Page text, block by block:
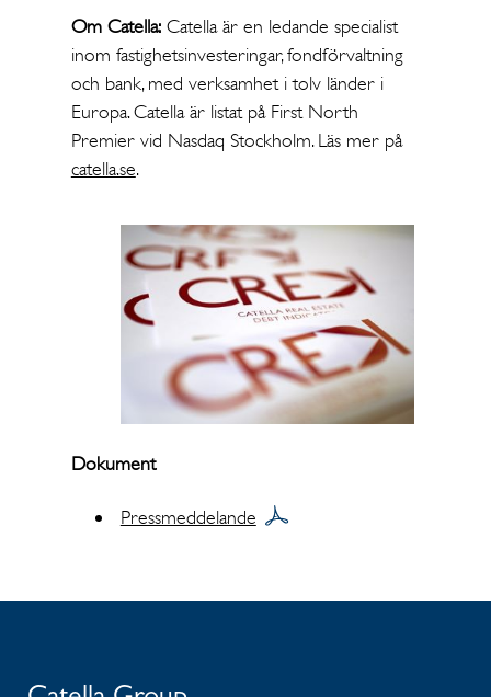
Om Catella:Catella är en ledande specialist
inom fastighetsinvesteringar, fondförvaltning
och bank, med verksamhet i tolv länder i
Europa. Catella är listat på First North
Premier vid Nasdaq Stockholm. Läs mer på
catella.se.
Dokument
Pressmeddelande